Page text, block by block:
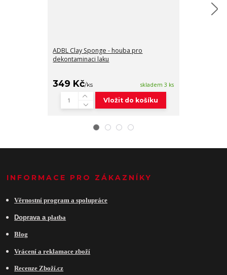
ADBL Clay Sponge - houba pro
dekontaminaci laku
349 Kč/ks skladem 3 ks
Vložit do košíku
INFORMACE PRO ZÁKAZNÍKY
Věrnostní program a spolupráce
Doprava aplatba
Blog
Vrácení a reklamace zboží
Recenze Zboží.cz